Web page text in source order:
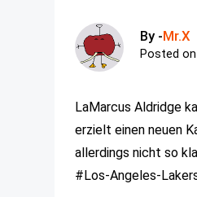
By -Mr.X
Posted on
LaMarcus Aldridge
erzielt einen neuen
allerdings nicht so
#Los-Angeles-